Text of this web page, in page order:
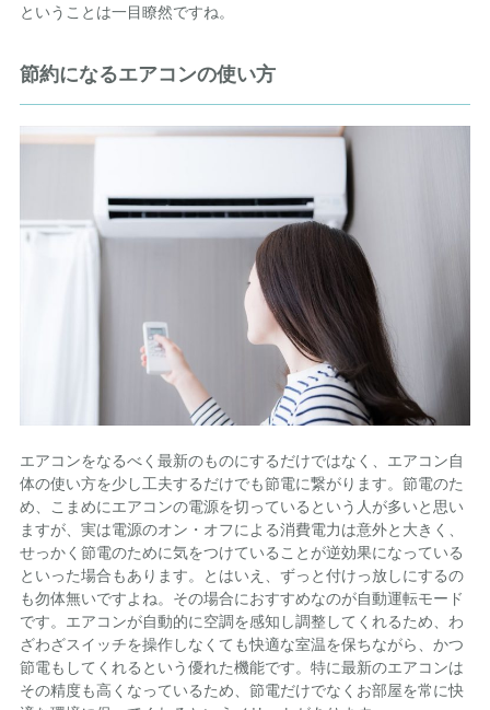
ということは一目瞭然ですね。
節約になるエアコンの使い方
エアコンをなるべく最新のものにするだけではなく、エアコン自
体の使い方を少し工夫するだけでも節電に繋がります。節電のた
め、こまめにエアコンの電源を切っているという人が多いと思い
ますが、実は電源のオン・オフによる消費電力は意外と大きく、
せっかく節電のために気をつけていることが逆効果になっている
といった場合もあります。とはいえ、ずっと付けっ放しにするの
も勿体無いですよね。その場合におすすめなのが自動運転モード
です。エアコンが自動的に空調を感知し調整してくれるため、わ
ざわざスイッチを操作しなくても快適な室温を保ちながら、かつ
節電もしてくれるという優れた機能です。特に最新のエアコンは
その精度も高くなっているため、節電だけでなくお部屋を常に快